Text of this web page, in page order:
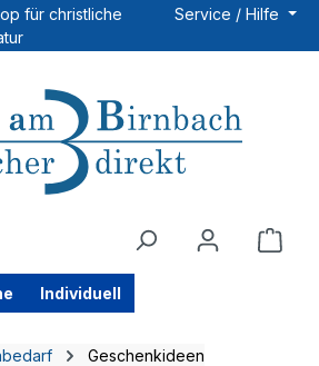
für christliche
Service / Hilfe
Individuell
Geschenkideen